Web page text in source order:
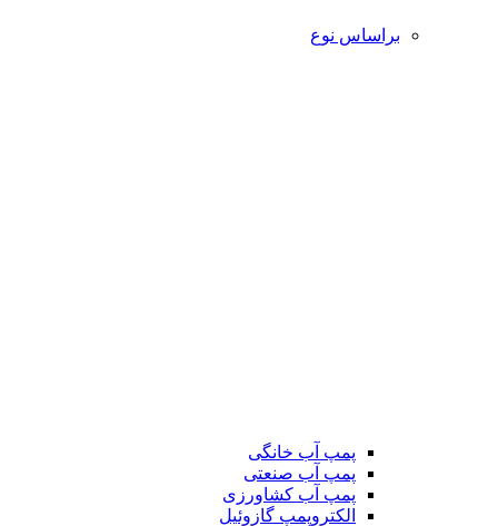
براساس نوع
پمپ آب خانگی
پمپ آب صنعتی
پمپ آب کشاورزی
الکتروپمپ گازوئیل